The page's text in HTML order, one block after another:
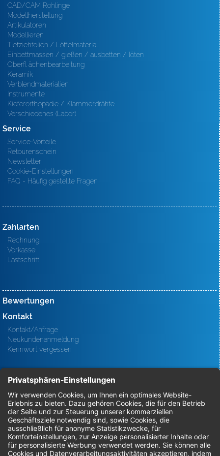
CAD/CAM Rohlinge
Modellherstellung
Artikulatoren
Modellieren
Tiefziehfolien / Löffelmaterial
Einbettmassen / gießen / ausbetten / löten
Oberfl ächenbearbeitung
Keramik
Verblendmaterialien
Instrumente
Kieferorthopädie / Klammerdrähte
Verschiedenes (Labor)
Service
Service-Vorteile
Retourenschein
Newsletter
Cookie-Einstellungen
FAQ - Häufig gestellte Fragen
Zahlarten
Rechnung
Vorkasse
Lastschrift
Bewertungen
Kontakt
Kontakt/Anfrage
Neukundenanmeldung
Kennwort vergessen
Bestellungen
Sendung verfolgen